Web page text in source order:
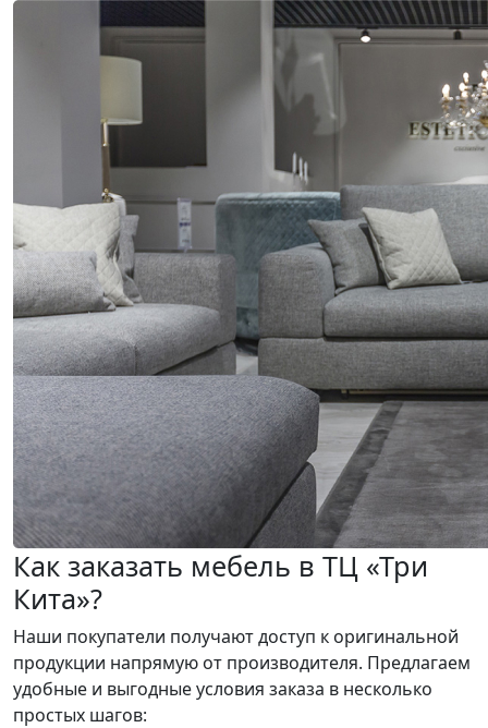
Как заказать мебель в ТЦ «Три
Кита»?
Наши покупатели получают доступ к оригинальной
продукции напрямую от производителя. Предлагаем
удобные и выгодные условия заказа в несколько
простых шагов: